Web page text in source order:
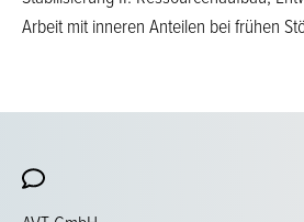
Arbeit mit inneren Anteilen bei frühen